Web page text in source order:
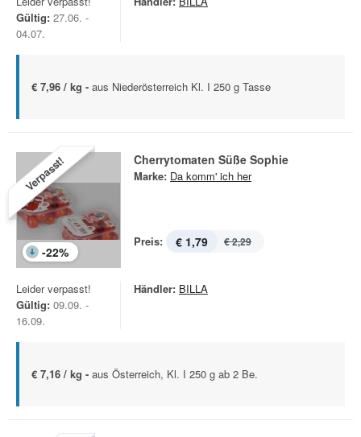
Gültig: 27.06. -
04.07.
€ 7,96 / kg - aus Niederösterreich Kl. I 250 g Tasse
Verpasst!
-22%
Cherrytomaten Süße Sophie
Marke: Da komm' ich her
Preis: € 1,79 € 2,29
Leider verpasst!
Gültig: 09.09. -
16.09.
Händler: BILLA
€ 7,16 / kg - aus Österreich, Kl. I 250 g ab 2 Be.